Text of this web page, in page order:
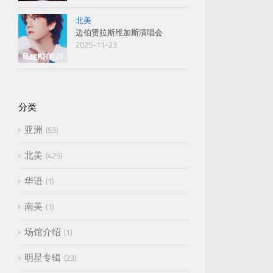
北美
边伯贤拉斯维加斯演唱会
2025-11-23
分类
亚洲 53
北美 425
华语 1
南美 1
场馆介绍 1
明星专辑 23